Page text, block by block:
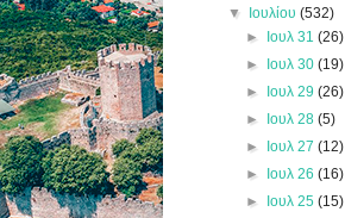
▼ Ιουλίου(532)
► Ιουλ 31 (26)
► Ιουλ 30 (19)
► Ιουλ 29 (26)
► Ιουλ 28 (5)
► Ιουλ 27 (12)
► Ιουλ 26 (16)
► Ιουλ 25 (15)